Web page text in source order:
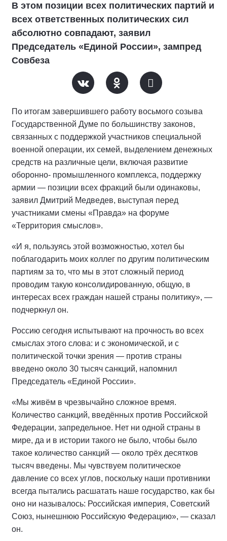
В этом позиции всех политических партий и
всех ответственных политических сил
абсолютно совпадают, заявил
Председатель «Единой России», зампред
Совбеза
По итогам завершившего работу восьмого созыва
Государственной Думе по большинству законов,
связанных с поддержкой участников специальной
военной операции, их семей, выделением денежных
средств на различные цели, включая развитие
оборонно- промышленного комплекса, поддержку
армии — позиции всех фракций были одинаковы,
заявил Дмитрий Медведев, выступая перед
участниками смены «Правда» на форуме
«Территория смыслов».
«И я, пользуясь этой возможностью, хотел бы
поблагодарить моих коллег по другим политическим
партиям за то, что мы в этот сложный период
проводим такую консолидированную, общую, в
интересах всех граждан нашей страны политику», —
подчеркнул он.
Россию сегодня испытывают на прочность во всех
смыслах этого слова: и с экономической, и с
политической точки зрения — против страны
введено около 30 тысяч санкций, напомнил
Председатель «Единой России».
«Мы живём в чрезвычайно сложное время.
Количество санкций, введённых против Российской
Федерации, запредельное. Нет ни одной страны в
мире, да и в истории такого не было, чтобы было
такое количество санкций — около трёх десятков
тысяч введены. Мы чувствуем политическое
давление со всех углов, поскольку наши противники
всегда пытались расшатать наше государство, как бы
оно ни называлось: Российская империя, Советский
Союз, нынешнюю Российскую Федерацию», — сказал
он.